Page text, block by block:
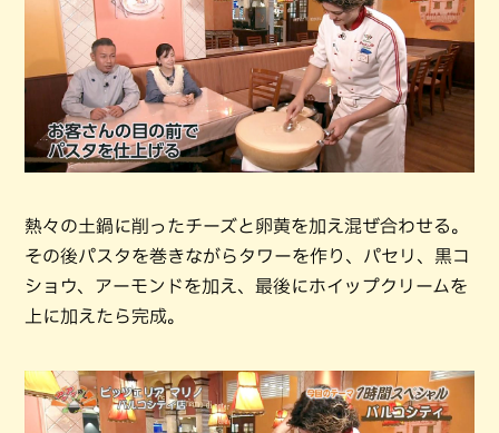
熱々の土鍋に削ったチーズと卵黄を加え混ぜ合わせる。
その後パスタを巻きながらタワーを作り、パセリ、黒コ
ショウ、アーモンドを加え、最後にホイップクリームを
上に加えたら完成。